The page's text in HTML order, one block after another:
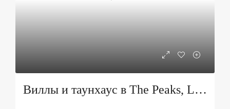
Виллы и таунхаус в The Peaks, Luštica Bay